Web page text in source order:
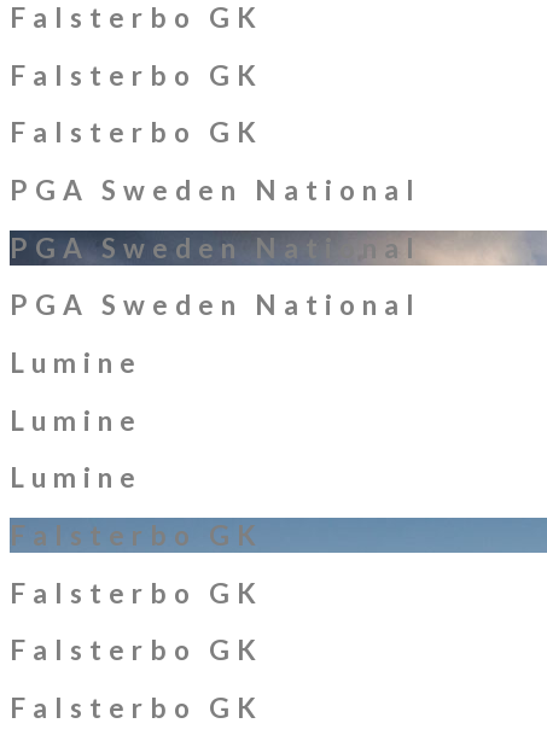
Falsterbo GK
Falsterbo GK
Falsterbo GK
PGA Sweden National
PGA Sweden National
PGA Sweden National
Lumine
Lumine
Lumine
Falsterbo GK
Falsterbo GK
Falsterbo GK
Falsterbo GK